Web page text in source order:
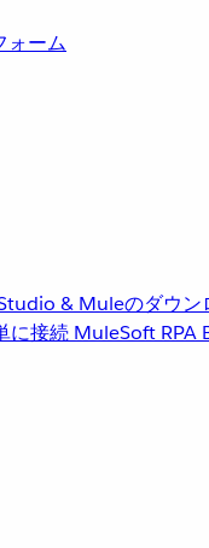
ォーム
& Muleのダウン
に接続 MuleSoft RPA